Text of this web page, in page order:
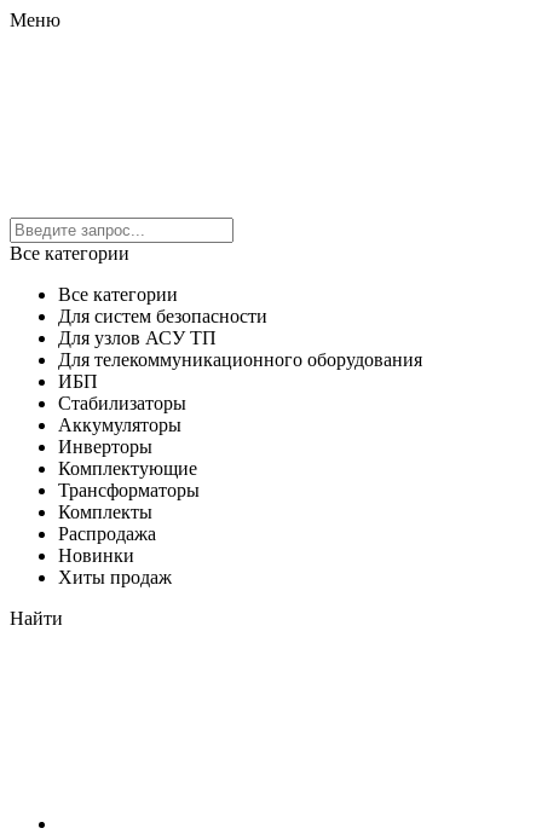
Меню
Все категории
Все категории
Для систем безопасности
Для узлов АСУ ТП
Для телекоммуникационного оборудования
ИБП
Стабилизаторы
Аккумуляторы
Инверторы
Комплектующие
Трансформаторы
Комплекты
Распродажа
Новинки
Хиты продаж
Найти